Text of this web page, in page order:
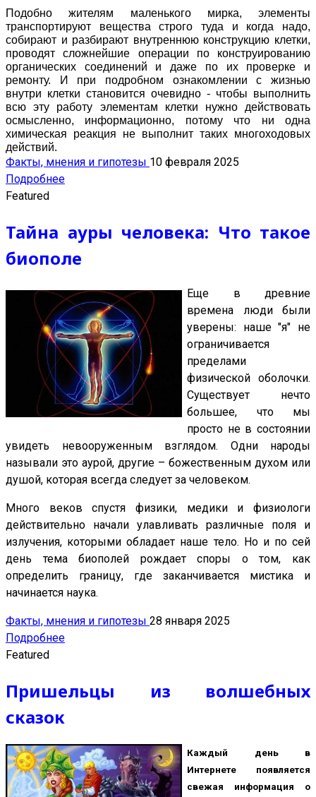
Подобно жителям маленького мирка, элементы
транспортируют вещества строго туда и когда надо,
собирают и разбирают внутреннюю конструкцию клетки,
проводят сложнейшие операции по конструированию
органических соединений и даже по их проверке и
ремонту. И при подробном ознакомлении с жизнью
внутри клетки становится очевидно - чтобы выполнить
всю эту работу элементам клетки нужно действовать
осмысленно, информационно, потому что ни одна
химическая реакция не выполнит таких многоходовых
действий.
Факты, мнения и гипотезы 10 февраля 2025
Подробнее
Featured
Тайна ауры человека: Что такое
биополе
Еще в древние
времена люди были
уверены: наше "я" не
ограничивается
пределами
физической оболочки.
Существует нечто
большее, что мы
просто не в состоянии
увидеть невооруженным взглядом. Одни народы
называли это аурой, другие – божественным духом или
душой, которая всегда следует за человеком.
Много веков спустя физики, медики и физиологи
действительно начали улавливать различные поля и
излучения, которыми обладает наше тело. Но и по сей
день тема биополей рождает споры о том, как
определить границу, где заканчивается мистика и
начинается наука.
Факты, мнения и гипотезы 28 января 2025
Подробнее
Featured
Пришельцы из волшебных
сказок
Каждый день в
Интернете появляется
свежая информация о